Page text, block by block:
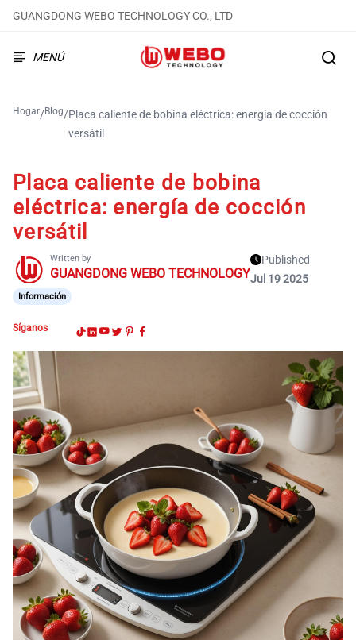
GUANGDONG WEBO TECHNOLOGY CO., LTD
MENÚ
Hogar/Blog/Placa caliente de bobina eléctrica: energía de cocción
versátil
Placa caliente de bobina
eléctrica: energía de cocción
versátil
Written by
GUANGDONG WEBO TECHNOLOGY
Published
Jul 19 2025
Información
Síganos